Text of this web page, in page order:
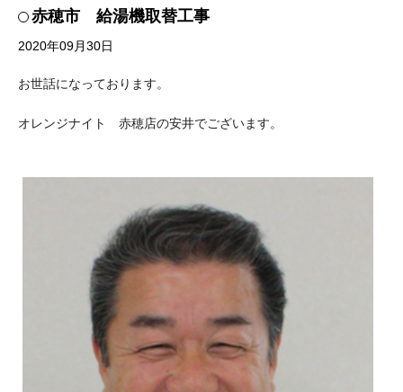
赤穂市 給湯機取替工事
2020年09月30日
お世話になっております。
オレンジナイト 赤穂店の安井でございます。